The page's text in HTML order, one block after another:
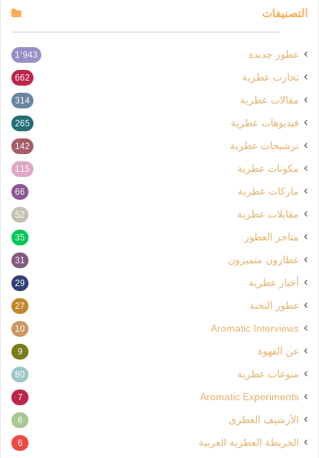
التصنيفات
عطور جديدة 1٬943
تجارب عطرية 662
مقالات عطرية 314
فيديوهات عطرية 265
ترشيحات عطرية 142
مكونات عطرية 115
ماركات عطرية 66
مقابلات عطرية 52
متاجر العطور 35
عطارون متميزون 31
أخبار عطرية 29
عطور النخبة 27
Aromatic Interviews
10
عن القهوة 9
منوعات عطرية 80
Aromatic Experiments
7
الأرشيف العطري 6
الخريطة العطرية العربية 6